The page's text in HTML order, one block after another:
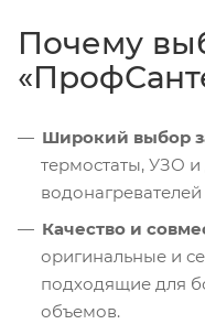
Почему
Широкий выбор
термостаты, УЗО
Качество и
оригинальные и
подходящие для
объемов.